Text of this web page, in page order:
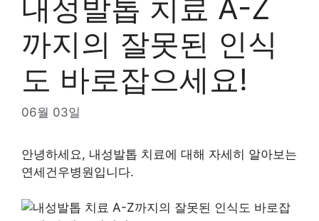
내성발톱 치료 A-Z
까지의 잘못된 인식
도 바로잡으세요!
06월 03일
안녕하세요, 내성발톱 치료에 대해 자세히 알아보는
연세건우병원입니다.